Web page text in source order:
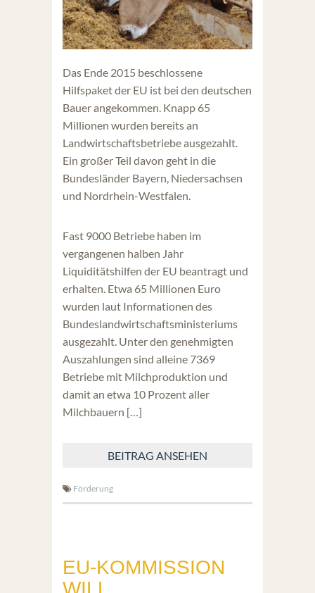
Das Ende 2015 beschlossene
Hilfspaket der EU ist bei den deutschen
Bauer angekommen. Knapp 65
Millionen wurden bereits an
Landwirtschaftsbetriebe ausgezahlt.
Ein großer Teil davon geht in die
Bundesländer Bayern, Niedersachsen
und Nordrhein-Westfalen.
Fast 9000 Betriebe haben im
vergangenen halben Jahr
Liquiditätshilfen der EU beantragt und
erhalten. Etwa 65 Millionen Euro
wurden laut Informationen des
Bundeslandwirtschaftsministeriums
ausgezahlt. Unter den genehmigten
Auszahlungen sind alleine 7369
Betriebe mit Milchproduktion und
damit an etwa 10 Prozent aller
Milchbauern […]
BEITRAG ANSEHEN
Förderung
EU-KOMMISSION
WILL